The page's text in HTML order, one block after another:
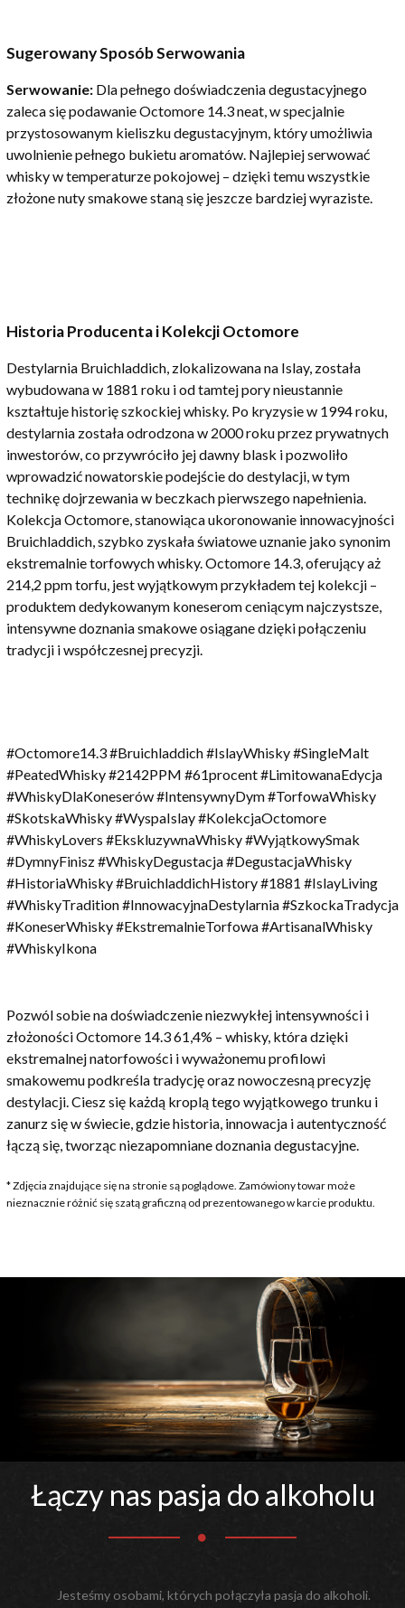
Sugerowany Sposób Serwowania
Serwowanie:Dla pełnego doświadczenia degustacyjnego
zaleca się podawanie Octomore 14.3 neat, w specjalnie
przystosowanym kieliszku degustacyjnym, który umożliwia
uwolnienie pełnego bukietu aromatów. Najlepiej serwować
whisky w temperaturze pokojowej – dzięki temu wszystkie
złożone nuty smakowe staną się jeszcze bardziej wyraziste.
Historia Producenta i Kolekcji Octomore
Destylarnia Bruichladdich, zlokalizowana na Islay, została
wybudowana w 1881 roku i od tamtej pory nieustannie
kształtuje historię szkockiej whisky. Po kryzysie w 1994 roku,
destylarnia została odrodzona w 2000 roku przez prywatnych
inwestorów, co przywróciło jej dawny blask i pozwoliło
wprowadzić nowatorskie podejście do destylacji, w tym
technikę dojrzewania w beczkach pierwszego napełnienia.
Kolekcja Octomore, stanowiąca ukoronowanie innowacyjności
Bruichladdich, szybko zyskała światowe uznanie jako synonim
ekstremalnie torfowych whisky. Octomore 14.3, oferujący aż
214,2 ppm torfu, jest wyjątkowym przykładem tej kolekcji –
produktem dedykowanym koneserom ceniącym najczystsze,
intensywne doznania smakowe osiągane dzięki połączeniu
tradycji i współczesnej precyzji.
#Octomore14.3 #Bruichladdich #IslayWhisky #SingleMalt
#PeatedWhisky #2142PPM #61procent #LimitowanaEdycja
#WhiskyDlaKoneserów #IntensywnyDym #TorfowaWhisky
#SkotskaWhisky #WyspaIslay #KolekcjaOctomore
#WhiskyLovers #EkskluzywnaWhisky #WyjątkowySmak
#DymnyFinisz #WhiskyDegustacja #DegustacjaWhisky
#HistoriaWhisky #BruichladdichHistory #1881 #IslayLiving
#WhiskyTradition #InnowacyjnaDestylarnia #SzkockaTradycja
#KoneserWhisky #EkstremalnieTorfowa #ArtisanalWhisky
#WhiskyIkona
Pozwól sobie na doświadczenie niezwykłej intensywności i
złożoności Octomore 14.3 61,4% – whisky, która dzięki
ekstremalnej natorfowości i wyważonemu profilowi
smakowemu podkreśla tradycję oraz nowoczesną precyzję
destylacji. Ciesz się każdą kroplą tego wyjątkowego trunku i
zanurz się w świecie, gdzie historia, innowacja i autentyczność
łączą się, tworząc niezapomniane doznania degustacyjne.
* Zdjęcia znajdujące się na stronie są poglądowe. Zamówiony towar może
nieznacznie różnić się szatą graficzną od prezentowanego w karcie produktu.
Łączy nas pasja do alkoholu
Jesteśmy osobami, których połączyła pasja do alkoholi.